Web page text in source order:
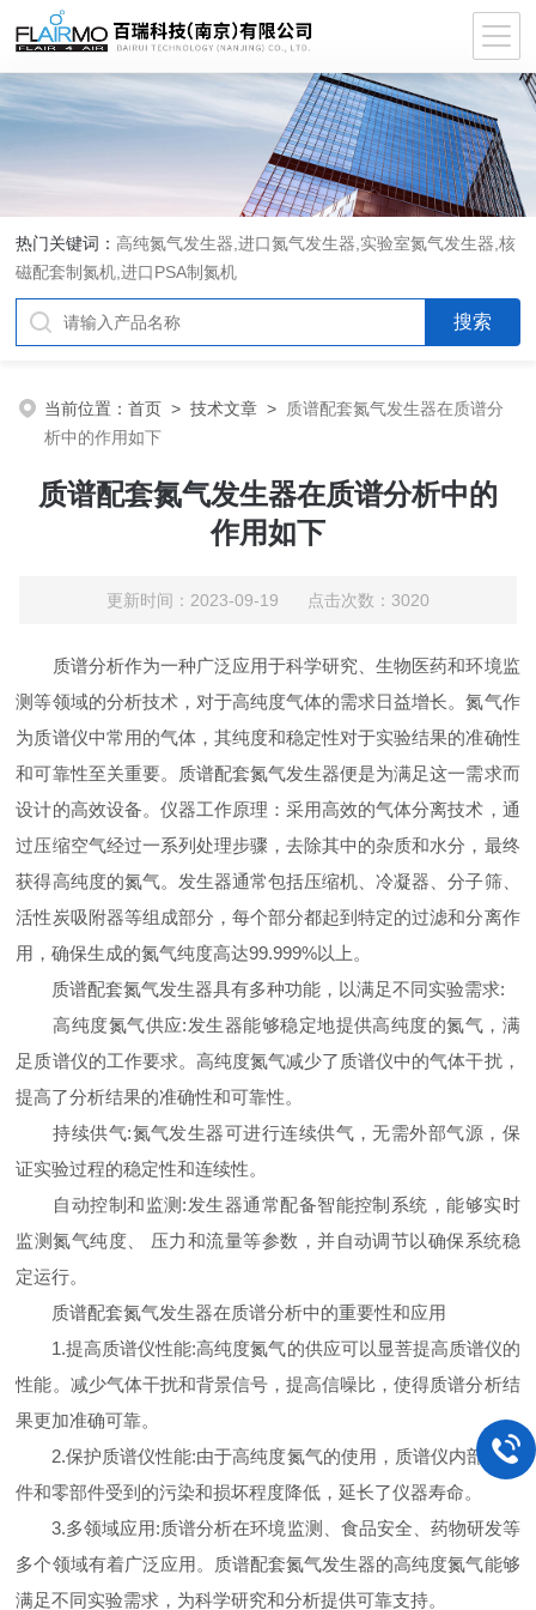
热门关键词： 高纯氮气发生器,进口氮气发生器,实验室氮气发生器,核
磁配套制氮机,进口PSA制氮机
当前位置：首页 >技术文章 > 质谱配套氮气发生器在质谱分
析中的作用如下
质谱配套氮气发生器在质谱分析中的
作用如下
更新时间：2023-09-19 点击次数：3020
质谱分析作为一种广泛应用于科学研究、生物医药和环境监
测等领域的分析技术，对于高纯度气体的需求日益增长。氮气作
为质谱仪中常用的气体，其纯度和稳定性对于实验结果的准确性
和可靠性至关重要。质谱配套氮气发生器便是为满足这一需求而
设计的高效设备。仪器工作原理：采用高效的气体分离技术，通
过压缩空气经过一系列处理步骤，去除其中的杂质和水分，最终
获得高纯度的氮气。发生器通常包括压缩机、冷凝器、分子筛、
活性炭吸附器等组成部分，每个部分都起到特定的过滤和分离作
用，确保生成的氮气纯度高达99.999%以上。
质谱配套氮气发生器具有多种功能，以满足不同实验需求:
高纯度氮气供应:发生器能够稳定地提供高纯度的氮气，满
足质谱仪的工作要求。高纯度氮气减少了质谱仪中的气体干扰，
提高了分析结果的准确性和可靠性。
持续供气:氮气发生器可进行连续供气，无需外部气源，保
证实验过程的稳定性和连续性。
自动控制和监测:发生器通常配备智能控制系统，能够实时
监测氮气纯度、 压力和流量等参数，并自动调节以确保系统稳
定运行。
质谱配套氮气发生器在质谱分析中的重要性和应用
1.提高质谱仪性能:高纯度氮气的供应可以显菩提高质谱仪的
性能。减少气体干扰和背景信号，提高信噪比，使得质谱分析结
果更加准确可靠。
2.保护质谱仪性能:由于高纯度氮气的使用，质谱仪内部的元
件和零部件受到的污染和损坏程度降低，延长了仪器寿命。
3.多领域应用:质谱分析在环境监测、食品安全、药物研发等
多个领域有着广泛应用。质谱配套氮气发生器的高纯度氮气能够
满足不同实验需求，为科学研究和分析提供可靠支持。